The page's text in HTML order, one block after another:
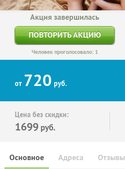
Акция завершилась
ПОВТОРИТЬ АКЦИЮ
Человек проголосовало: 1
от 720 руб.
Цена без скидки:
1699 руб.
Основное Отзывы
Адреса